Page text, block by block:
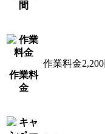
間
作業料
金
作業料金2,200